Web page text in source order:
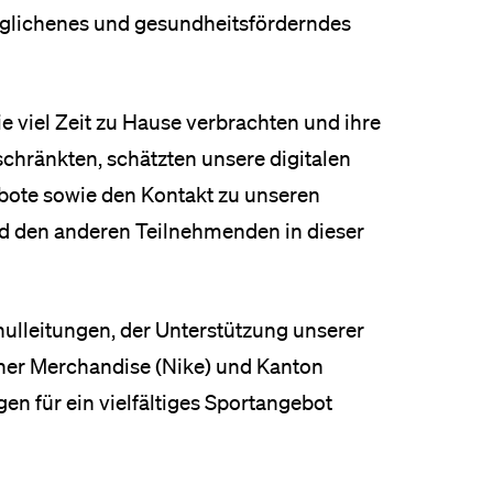
und gesundheitsförderndes
viel Zeit zu Hause verbrachten und ihre
schätzten unsere digitalen
sowie den Kontakt zu unseren
den anderen Teilnehmenden in dieser
der Unterstützung unserer
Merchandise (Nike) und Kanton
für ein vielfältiges Sportangebot